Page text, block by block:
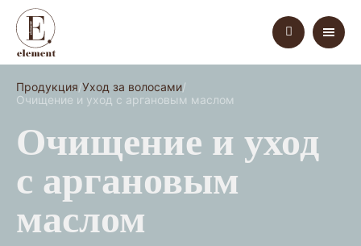
Продукция Уход за волосами
Очищение и уход с аргановым маслом
Очищение и уход
с аргановым
маслом